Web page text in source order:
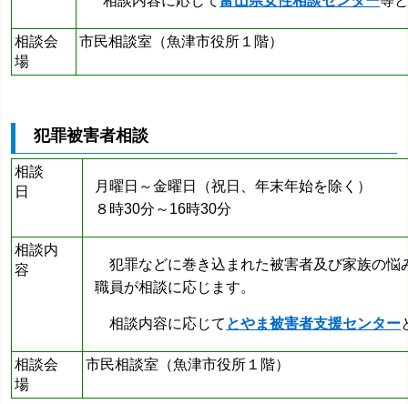
相談会
場
市民相談室（魚津市役所１階）
犯罪被害者相談
相談
日
月曜日～金曜日（祝日、年末年始を除く）
８時30分～16時30分
相談内
容
犯罪などに巻き込まれた被害者及び家族の悩
職員が相談に応じます。
相談内容に応じて とやま被害者支援センター
相談会
場
市民相談室（魚津市役所１階）